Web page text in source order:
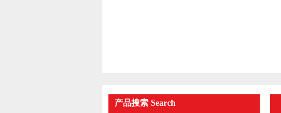
产品搜索 Search